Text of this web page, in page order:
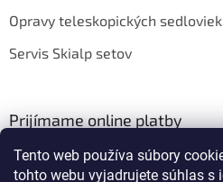
Tento web používa súbory
tohto webu vyjadrujete súhlas s
Opravy teleskopických sedloviek
Servis Skialp setov
Prijímame online platby